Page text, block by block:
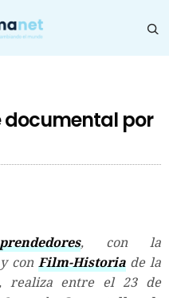
documental por
, con la
con Film-Historiade la
realiza entre el 23 de